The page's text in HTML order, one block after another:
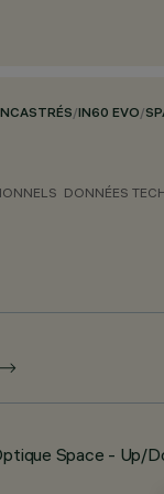
/IN60 EVO/
DONNÉES
Space - Up/